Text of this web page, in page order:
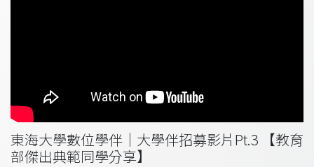
東海大學數位學伴｜大學伴招募影片Pt.3 【教育
部傑出典範同學分享】